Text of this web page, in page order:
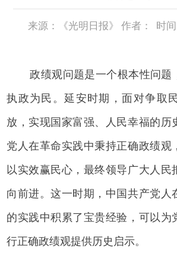
来源：《光明日报》 作者： 时
政绩观问题是一个根本性问题
执政为民。延安时期，面对争取
放，实现国家富强、人民幸福的历
党人在革命实践中秉持正确政绩观
以实效赢民心，最终领导广大人民
向前进。这一时期，中国共产党人
的实践中积累了宝贵经验，可以为
行正确政绩观提供历史启示。